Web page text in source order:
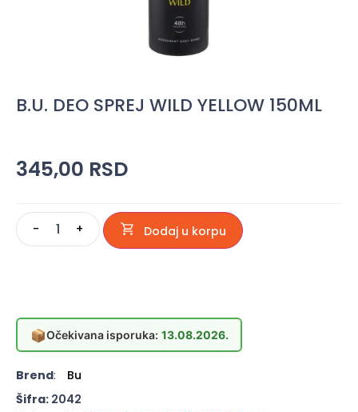
B.U. DEO SPREJ WILD YELLOW 150ML
345,00 RSD
- + Dodaj u korpu
📦Očekivana isporuka: 13.08.2026.
Brend:
Bu
Šifra: 2042